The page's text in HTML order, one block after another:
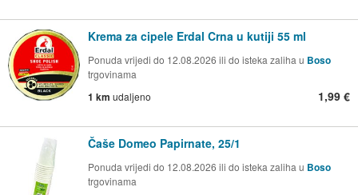
Krema za cipele Erdal Crna u kutiji 55 ml
Ponuda vrijedi do 12.08.2026 ili do isteka zaliha u Boso
trgovinama
1 km udaljeno 1,99 €
Čaše Domeo Papirnate, 25/1
Ponuda vrijedi do 12.08.2026 ili do isteka zaliha u Boso
trgovinama